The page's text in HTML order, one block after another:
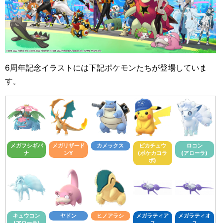
6周年記念イラストには下記ポケモンたちが登場していま
す。
メガフシギバ
ナ
メガリザード
ンY
カメックス
ピカチュウ
(ポケカコラ
ボ)
ロコン
(アローラ)
キュウコン
ヤドン ヒノアラシ
メガラティア
メガラティオ